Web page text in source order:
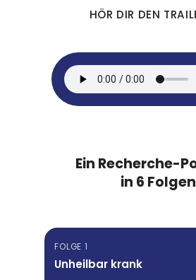
HÖR DIR DEN
Ein Recherche-
in 6 Folgen
FOLGE 1
Unheilbar krank